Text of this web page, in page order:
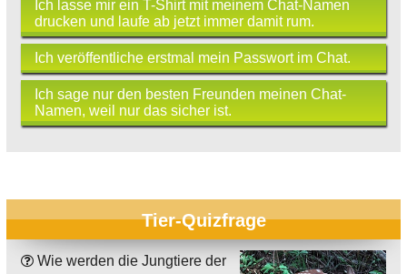
Ich lasse mir ein T-Shirt mit meinem Chat-Namen
drucken und laufe ab jetzt immer damit rum.
Ich veröffentliche erstmal mein Passwort im Chat.
Ich sage nur den besten Freunden meinen Chat-
Namen, weil nur das sicher ist.
Tier-Quizfrage
Wie werden die Jungtiere der